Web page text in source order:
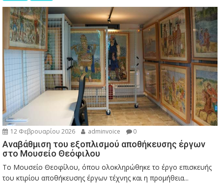
12 Φεβρουαρίου 2026 adminvoice 0
Αναβάθμιση του εξοπλισμού αποθήκευσης έργων
στο Μουσείο Θεόφιλου
Το Μουσείο Θεοφίλου, όπου ολοκληρώθηκε το έργο επισκευής
του κτιρίου αποθήκευσης έργων τέχνης και η προμήθεια...